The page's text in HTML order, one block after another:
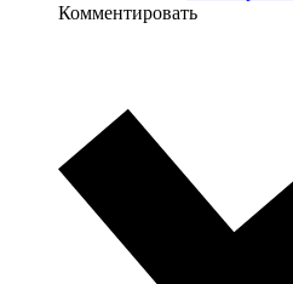
Комментировать